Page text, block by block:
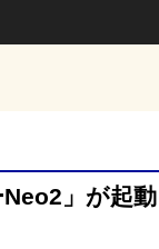
」が起動